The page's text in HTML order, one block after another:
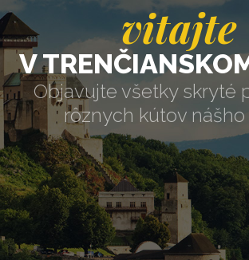
vitajte
V
Objavujte všetky skryté
rôznych kútov nášho